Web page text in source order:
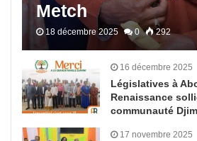
Metch
18 décembre 2025 0 292
16 décembre 2025
Législatives à
Renaissance
communauté
17 novembre 2025